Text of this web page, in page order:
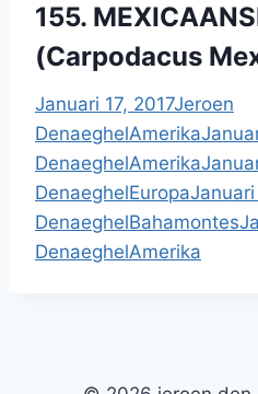
155.
(Carpodacus
Januari 17, 2017Jeroen
DenaeghelAmerika
DenaeghelAmerika
DenaeghelEuropaJanuari
DenaeghelBahamontes
DenaeghelAmerika